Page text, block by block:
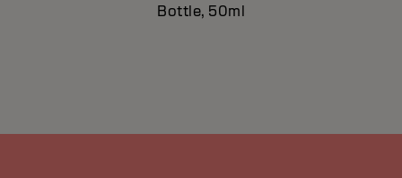
Bottle, 50ml